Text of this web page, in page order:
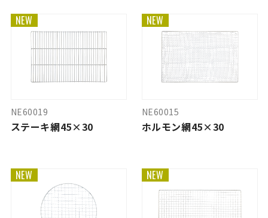
NEW
NE60019
ステーキ網45×30
NEW
NE60015
ホルモン網45×30
NEW NEW